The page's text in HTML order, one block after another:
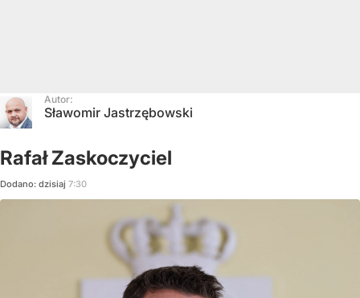
Autor:
Sławomir Jastrzębowski
Rafał Zaskoczyciel
Dodano: dzisiaj 7:30